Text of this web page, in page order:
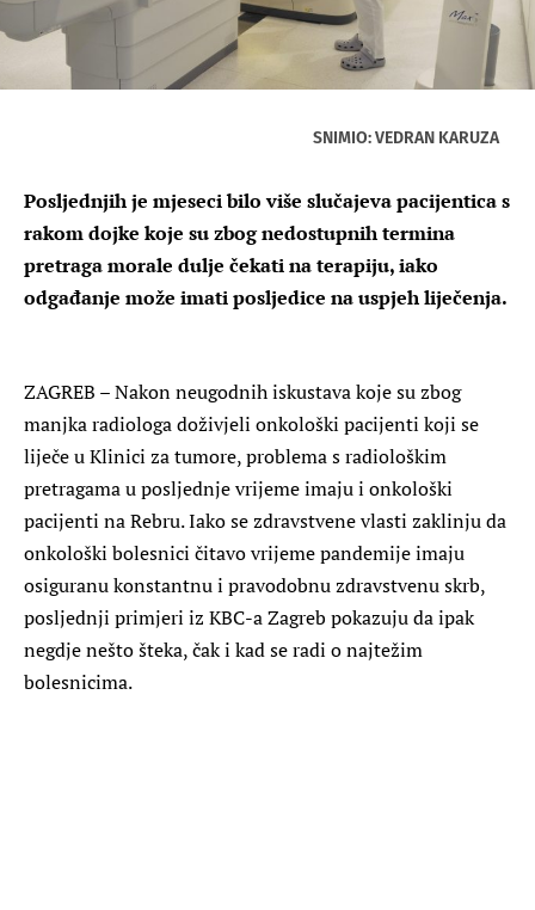
SNIMIO: VEDRAN KARUZA
Posljednjih je mjeseci bilo više slučajeva pacijentica s
rakom dojke koje su zbog nedostupnih termina
pretraga morale dulje čekati na terapiju, iako
odgađanje može imati posljedice na uspjeh liječenja.
ZAGREB – Nakon neugodnih iskustava koje su zbog
manjka radiologa doživjeli onkološki pacijenti koji se
liječe u Klinici za tumore, problema s radiološkim
pretragama u posljednje vrijeme imaju i onkološki
pacijenti na Rebru. Iako se zdravstvene vlasti zaklinju da
onkološki bolesnici čitavo vrijeme pandemije imaju
osiguranu konstantnu i pravodobnu zdravstvenu skrb,
posljednji primjeri iz KBC-a Zagreb pokazuju da ipak
negdje nešto šteka, čak i kad se radi o najtežim
bolesnicima.